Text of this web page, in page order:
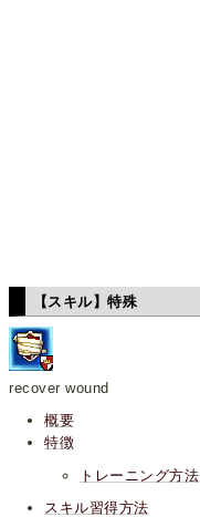
【スキル】特殊
recover wound
概要
特徴
トレーニング方法
スキル習得方法